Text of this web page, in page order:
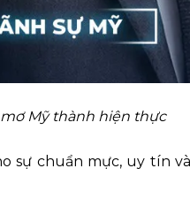
Mỹ thành hiện thực
sự chuẩn mực, uy tín